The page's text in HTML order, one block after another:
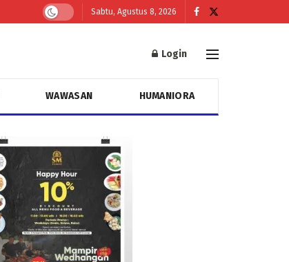
Sabtu, Agustus 8, 2026
Login
WAWASAN HUMANIORA